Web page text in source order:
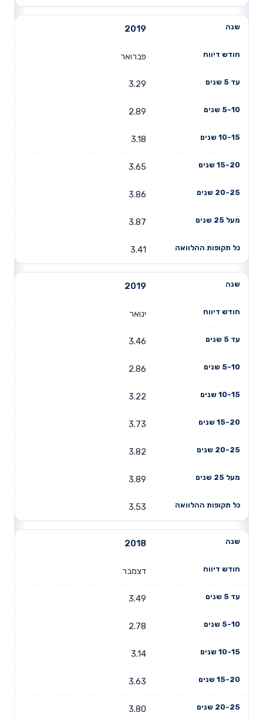
2019
פברואר
3.29
2.89
3.18
3.65
3.86
3.87
3.41
2019
ינואר
3.46
2.86
3.22
3.73
3.82
3.89
3.53
2018
דצמבר
3.49
2.78
3.14
3.63
3.80